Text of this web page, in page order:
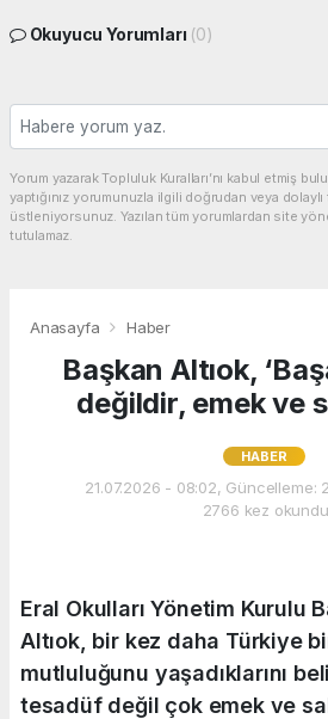
Okuyucu Yorumları (0)
Yorum yazarak Topluluk Kuralları’nı kabul etmiş
yaptığınız yorumunuzla ilgili doğrudan veya
üstleniyorsunuz. Yazılan tüm yorumlardan site
tutulamaz.
Anasayfa Haber
Başkan Altıok,
değildir, emek ve
HABER
21.07.2026 - 08:02, Güncelleme:
2766 kez
Eral Okulları Yönetim Kurulu
Altıok, bir kez daha Türkiye
mutluluğunu yaşadıklarını
tesadüf değil çok emek ve